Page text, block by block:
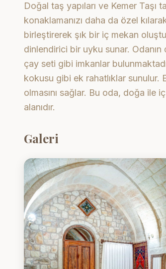
Doğal taş yapıları ve Kemer Taşı
konaklamanızı daha da özel
birleştirerek şık bir iç mekan
dinlendirici bir uyku sunar.
çay seti gibi imkanlar
kokusu gibi ek rahatlıklar sunulur.
olmasını sağlar. Bu oda, doğa ile
alanıdır.
Galeri